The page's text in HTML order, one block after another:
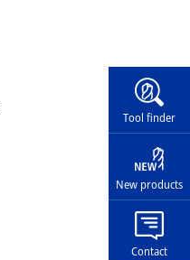
Tool finder
New products
Contact